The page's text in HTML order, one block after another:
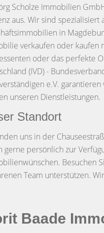
Scholze Immobilien
aus. Wir sind
in
verkaufen oder kaufen
oder das perfekte
(IVD) -
e.V.
unseren Dienstleistungen.
Standort
uns in der
gerne persönlich zur
Besuchen
Team unterstützen.
Baade